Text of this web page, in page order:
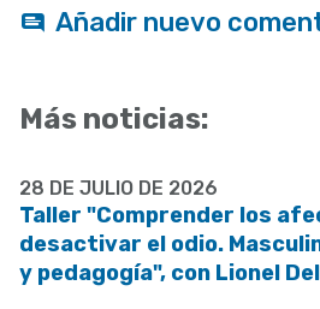
Añadir nuevo
Más noticias:
28 DE JULIO DE 2026
Taller "Comprender los
desactivar el odio.
y pedagogía", con Lionel